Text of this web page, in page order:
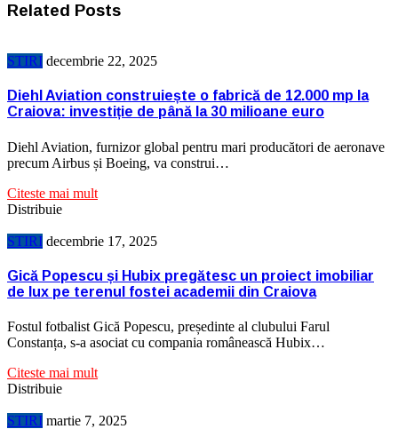
Related Posts
STIRI decembrie 22, 2025
Diehl Aviation construiește o fabrică de 12.000 mp la
Craiova: investiție de până la 30 milioane euro
Diehl Aviation, furnizor global pentru mari producători de aeronave
precum Airbus și Boeing, va construi…
Citeste mai mult
Distribuie
STIRI decembrie 17, 2025
Gică Popescu și Hubix pregătesc un proiect imobiliar
de lux pe terenul fostei academii din Craiova
Fostul fotbalist Gică Popescu, președinte al clubului Farul
Constanța, s-a asociat cu compania românească Hubix…
Citeste mai mult
Distribuie
STIRI martie 7, 2025